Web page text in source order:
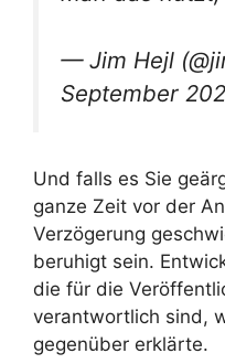
— Jim Hejl
September
Und falls es Sie
ganze Zeit vor der
Verzögerung
beruhigt sein.
die für die
verantwortlich sind,
gegenüber erklärte.